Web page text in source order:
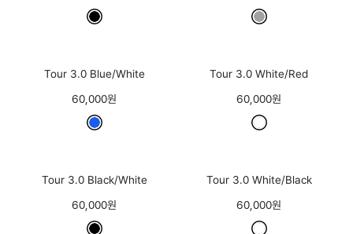
Tour 3.0 Blue/White
60,000원
Tour 3.0 White/Red
60,000원
Tour 3.0 Black/White
60,000원
Tour 3.0 White/Black
60,000원